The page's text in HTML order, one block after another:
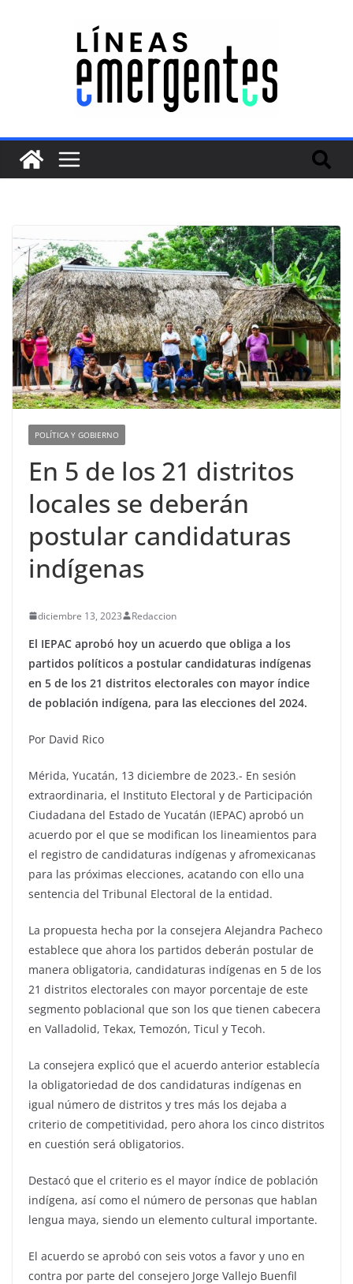
POLÍTICA Y GOBIERNO
En 5 de los 21 distritos
locales se deberán
postular candidaturas
indígenas
diciembre 13, 2023 Redaccion
El IEPAC aprobó hoy un acuerdo que obliga a los
partidos políticos a postular candidaturas indígenas
en 5 de los 21 distritos electorales con mayor índice
de población indígena, para las elecciones del 2024.
Por David Rico
Mérida, Yucatán, 13 diciembre de 2023.- En sesión
extraordinaria, el Instituto Electoral y de Participación
Ciudadana del Estado de Yucatán (IEPAC) aprobó un
acuerdo por el que se modifican los lineamientos para
el registro de candidaturas indígenas y afromexicanas
para las próximas elecciones, acatando con ello una
sentencia del Tribunal Electoral de la entidad.
La propuesta hecha por la consejera Alejandra Pacheco
establece que ahora los partidos deberán postular de
manera obligatoria, candidaturas indígenas en 5 de los
21 distritos electorales con mayor porcentaje de este
segmento poblacional que son los que tienen cabecera
en Valladolid, Tekax, Temozón, Ticul y Tecoh.
La consejera explicó que el acuerdo anterior establecía
la obligatoriedad de dos candidaturas indígenas en
igual número de distritos y tres más los dejaba a
criterio de competitividad, pero ahora los cinco distritos
en cuestión será obligatorios.
Destacó que el criterio es el mayor índice de población
indígena, así como el número de personas que hablan
lengua maya, siendo un elemento cultural importante.
El acuerdo se aprobó con seis votos a favor y uno en
contra por parte del consejero Jorge Vallejo Buenfil